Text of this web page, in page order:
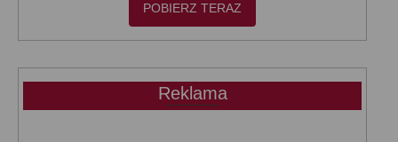
POBIERZ TERAZ
Reklama